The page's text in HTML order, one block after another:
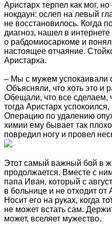
Аристарх терпел как мог,
нокдаун: ослеп на левый
не восстановилось. Когда
диагноз, нашел в
о рабдомиосаркоме и
настоящее отчаяние.
Аристарха.
– Мы с мужем успокаивали
Объясняли, что хоть это и
Обещали, что все сделаем,
тогда Аристарх
Операцию по удалению
химии ему бывает так
повредил ногу и провел
Этот самый важный бой в
продолжается. Вместе с
папа Иван, который с
в больнице и не отходит
Носит его на руках, когда
не может встать сам.
может, вселяет мужество.